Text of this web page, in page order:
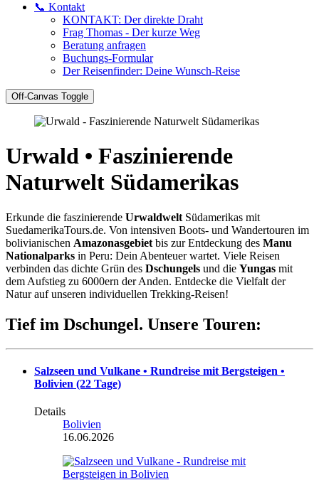
📞 Kontakt
KONTAKT: Der direkte Draht
Frag Thomas - Der kurze Weg
Beratung anfragen
Buchungs-Formular
Der Reisenfinder: Deine Wunsch-Reise
Off-Canvas Toggle
Urwald • Faszinierende
Naturwelt Südamerikas
Erkunde die faszinierende Urwaldwelt Südamerikas mit
SuedamerikaTours.de. Von intensiven Boots- und Wandertouren im
bolivianischen Amazonasgebiet bis zur Entdeckung des Manu
Nationalparks in Peru: Dein Abenteuer wartet. Viele Reisen
verbinden das dichte Grün des Dschungels und die Yungas mit
dem Aufstieg zu 6000ern der Anden. Entdecke die Vielfalt der
Natur auf unseren individuellen Trekking-Reisen!
Tief im Dschungel. Unsere Touren:
Salzseen und Vulkane • Rundreise mit Bergsteigen •
Bolivien (22 Tage)
Details
Bolivien
16.06.2026